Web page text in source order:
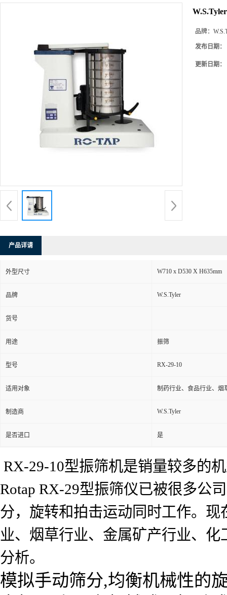
品牌：
发布日期：
更新日期：
产品详请
外型尺寸 W710 x D530 X H635mm
品牌 W.S.Tyler
货号
用途 振筛
型号 RX-29-10
适用对象 制药行业、食品行业、烟
制造商 W.S.Tyler
是否进口 是
RX-29-10型振筛机是销量较多的
Rotap RX-29型振筛仪已被很多公
分，旋转和拍击运动同时工作。
业、烟草行业、金属矿产行业、
分析。
模拟手动筛分,均衡机械性的